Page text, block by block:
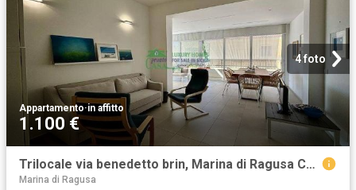
4 foto
Appartamento·in affitto
1.100 €
Trilocale via benedetto brin, Marina di Ragusa Centro, Ragusa
Marina di Ragusa